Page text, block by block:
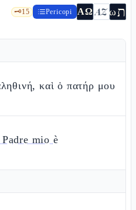
🗝️15 Pericopi ΑΩ AZωת
καὶ ὁ πατήρ μου
mio è